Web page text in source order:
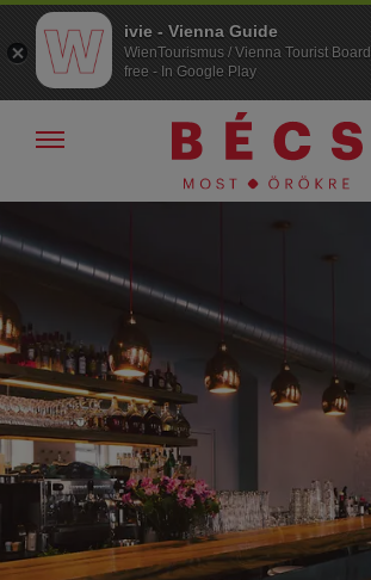
A
navigációhoz
A
tartalomhoz
Navigáció
elrejtése
ivie - Vienna Guide
WienTourismus / Vienna Tourist Board
free - In Google Play